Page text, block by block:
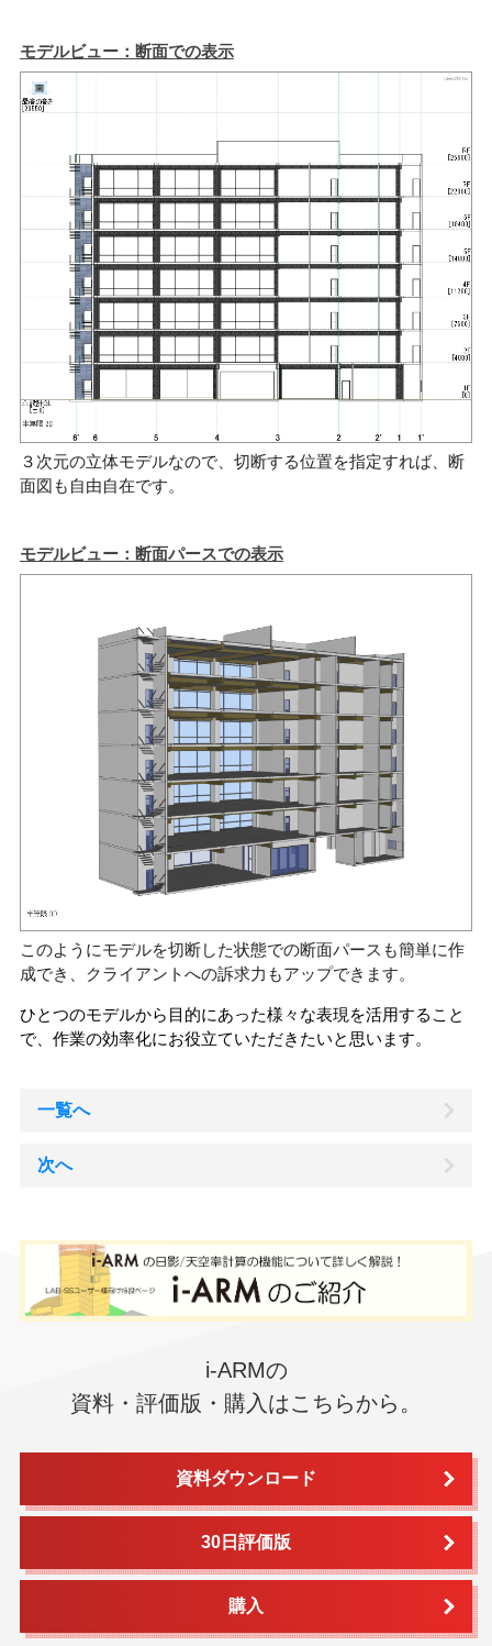
モデルビュー：断面での表示
３次元の立体モデルなので、切断する位置を指定すれば、断
面図も自由自在です。
モデルビュー：断面パースでの表示
このようにモデルを切断した状態での断面パースも簡単に作
成でき、クライアントへの訴求力もアップできます。
ひとつのモデルから目的にあった様々な表現を活用すること
で、作業の効率化にお役立ていただきたいと思います。
一覧へ
次へ
i-ARMの
資料・評価版・購入はこちらから。
資料ダウンロード
30日評価版
購入